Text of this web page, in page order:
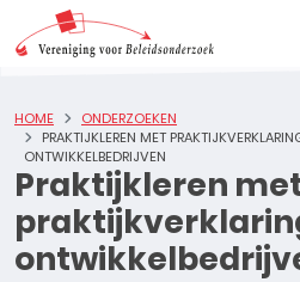
Praktijkleren
HOME
ONDERZOEKEN
PRAKTIJKLEREN MET
ONTWIKKELBEDRIJVEN